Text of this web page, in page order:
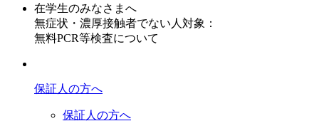
在学生のみなさまへ
無症状・濃厚接触者でない人対象：
無料PCR等検査について
保証人の方へ
保証人の方へ